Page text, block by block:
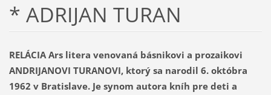
* ADRIJAN TURAN
RELÁCIA Ars litera venovaná básnikovi a prozaikovi
ANDRIJANOVI TURANOVI, ktorý sa narodil 6. októbra
1962 v Bratislave. Je synom autora kníh pre deti a